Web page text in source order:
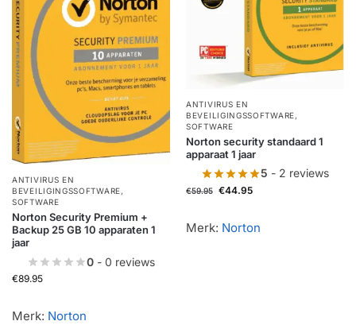
ANTIVIRUS EN
BEVEILIGINGSSOFTWARE,
SOFTWARE
Norton Security Premium +
Backup 25 GB 10 apparaten 1
jaar
0 - 0 reviews
€89.95
Merk: Norton
ANTIVIRUS EN
BEVEILIGINGSSOFTWARE,
SOFTWARE
Norton security standaard 1
apparaat 1 jaar
5 - 2 reviews
€59.95 €44.95
Merk: Norton